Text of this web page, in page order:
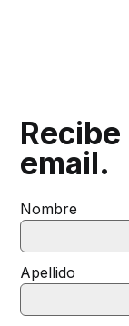
Recibe
email.
Nombre
Apellido